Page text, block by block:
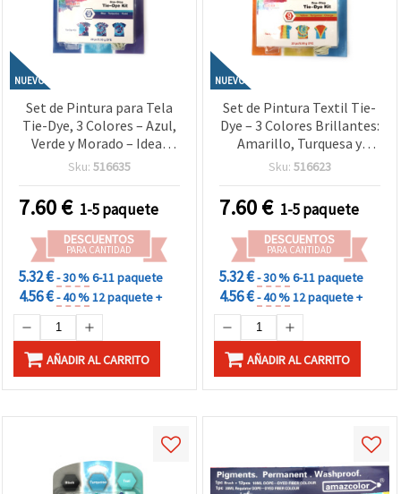
NUEVO
Set de Pintura para Tela
Tie-Dye, 3 Colores – Azul,
Verde y Morado – Ideal
para Decoración Textil,
Diseños Creativos
Sku: 516635
7.60€ 1-5 paquete
DESCUENTOS
PARA CANTIDAD
5.32 €- 30 %6-11 paquete
4.56 €- 40 %12 paquete +
AÑADIR AL CARRITO
NUEVO
Set de Pintura Textil Tie-
Dye – 3 Colores Brillantes:
Amarillo, Turquesa y
Naranja – Ideal para
Creativa, Proyectos de
Arte y Diversión de Verano
Sku: 516623
7.60€ 1-5 paquete
DESCUENTOS
PARA CANTIDAD
5.32 €- 30 %6-11 paquete
4.56 €- 40 %12 paquete +
AÑADIR AL CARRITO